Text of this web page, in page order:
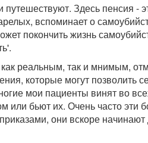
Здесь пенсия -
вспоминает о
покончить жизнь
реальным, так и мнимым,
которые могут позволить
мои пациенты винят во
или бьют их. Очень часто эти
они вскоре